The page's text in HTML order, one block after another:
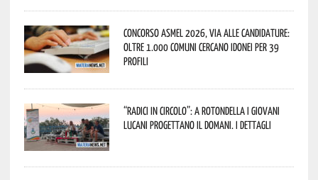
Concorso Asmel 2026, via alle candidature:
oltre 1.000 Comuni cercano idonei per 39
profili
“Radici in Circolo”: a Rotondella i giovani
lucani progettano il domani. I dettagli